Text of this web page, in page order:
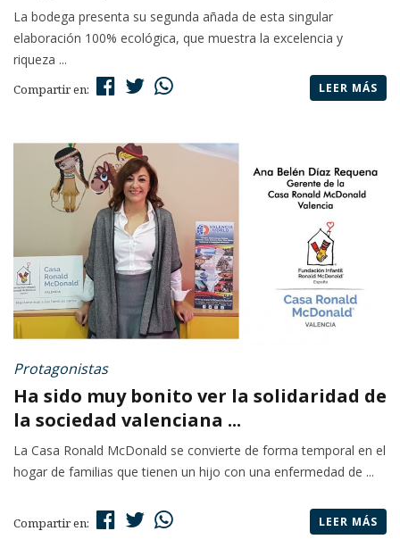
La bodega presenta su segunda añada de esta singular
elaboración 100% ecológica, que muestra la excelencia y
riqueza ...
Compartir en: LEER MÁS
Protagonistas
Ha sido muy bonito ver la solidaridad de
la sociedad valenciana ...
La Casa Ronald McDonald se convierte de forma temporal en el
hogar de familias que tienen un hijo con una enfermedad de ...
Compartir en: LEER MÁS